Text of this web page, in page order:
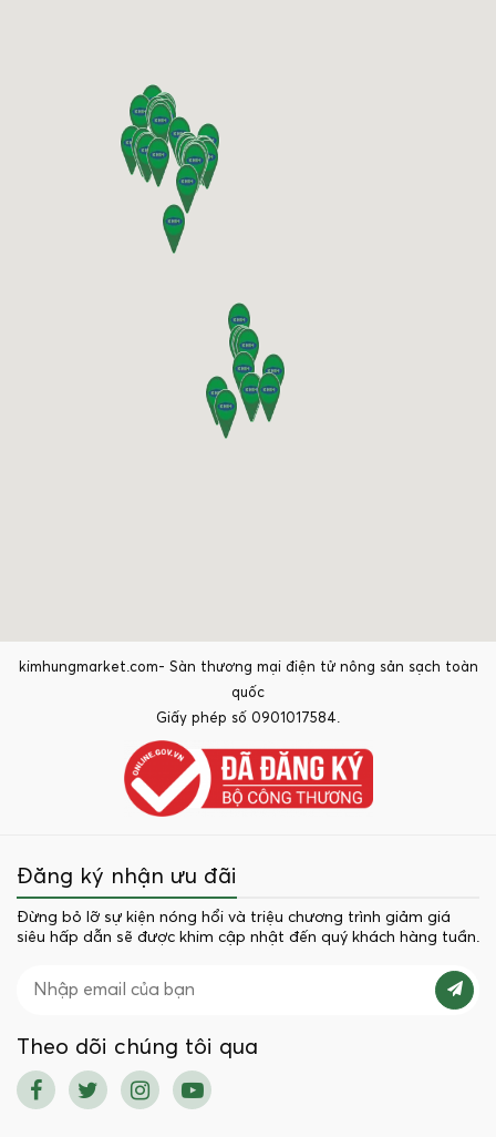
kimhungmarket.com- Sàn thương mại điện tử nông sản sạch toàn
quốc
Giấy phép số 0901017584.
Đăng ký nhận ưu đãi
Đừng bỏ lỡ sự kiện nóng hổi và triệu chương trình giảm giá
siêu hấp dẫn sẽ được khim cập nhật đến quý khách hàng tuần.
Theo dõi chúng tôi qua